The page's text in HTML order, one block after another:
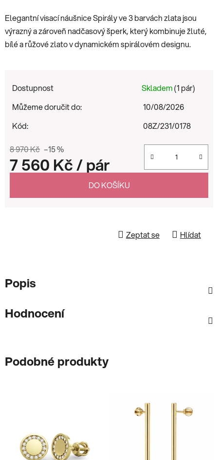
Elegantní visací náušnice Spirály ve 3 barvách zlata jsou
výrazný a zároveň nadčasový šperk, který kombinuje žluté,
bílé a růžové zlato v dynamickém spirálovém designu.
Dostupnost Skladem(1 pár)
Můžeme doručit do:
10/08/2026
Kód:
08Z/231/0178
8 970 Kč –15 %
7 560 Kč/ pár
DO KOŠÍKU
Zeptat se Hlídat
Popis
Hodnocení
Podobné produkty